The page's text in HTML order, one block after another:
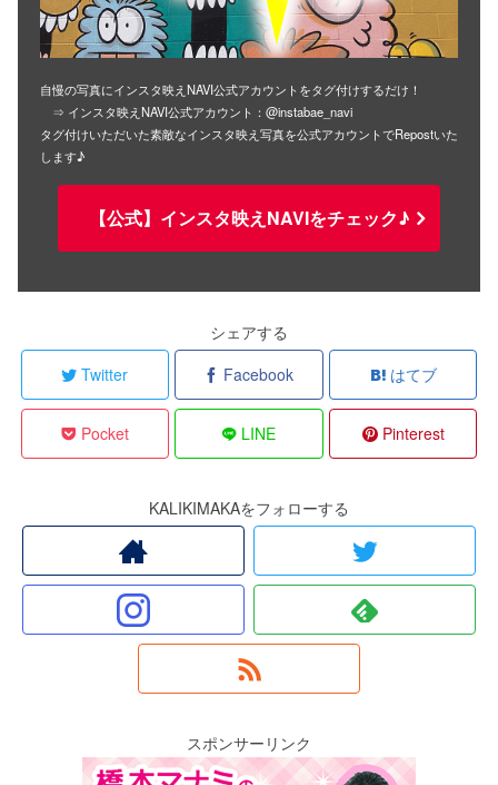
自慢の写真にインスタ映えNAVI公式アカウントをタグ付けするだけ！
⇒ インスタ映えNAVI公式アカウント：@instabae_navi
タグ付けいただいた素敵なインスタ映え写真を公式アカウントでRepostいた
します♪
【公式】インスタ映えNAVIをチェック♪
シェアする
Twitter
Facebook はてブ
Pocket LINE Pinterest
KALIKIMAKAをフォローする
スポンサーリンク